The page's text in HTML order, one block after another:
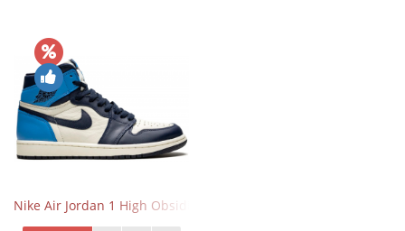
Nike Air Jordan 1 High Obsidian University Blue